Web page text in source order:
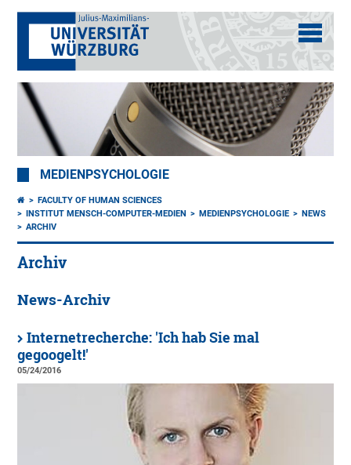
MEDIENPSYCHOLOGIE
FACULTY OF HUMAN SCIENCES
INSTITUT MENSCH-COMPUTER-MEDIEN
MEDIENPSYCHOLOGIE
NEWS
ARCHIV
Archiv
News-Archiv
Internetrecherche: 'Ich hab Sie mal
gegoogelt!'
05/24/2016